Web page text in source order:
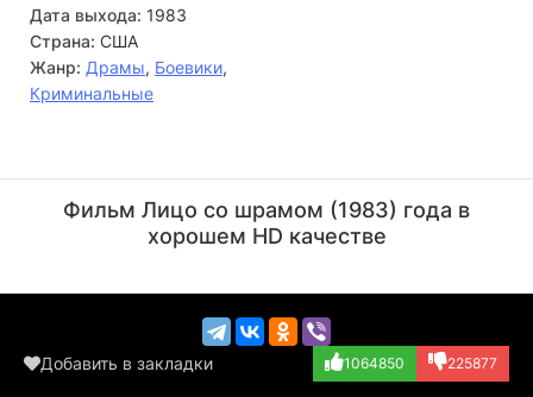
Дата выхода: 1983
Страна: США
Жанр: Драмы, Боевики,
Криминальные
(Reporter, в тит...)
(Boy at Pool, в...)
Фильм Лицо со шрамом (1983) года в
хорошем HD качестве
Добавить в закладки 1064850 225877